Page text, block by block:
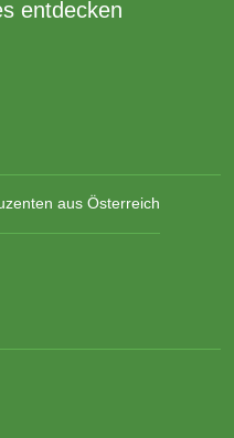
entdecken
aus Österreich